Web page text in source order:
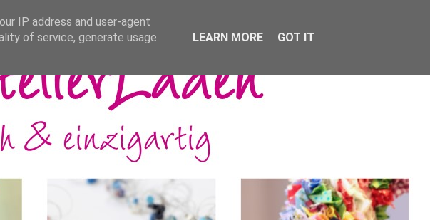
IP address and user-agent
of service, generate usage
LEARN MORE GOT IT